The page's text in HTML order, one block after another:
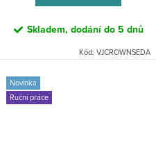
Skladem, dodání do 5 dnů
Kód: VJCROWNSEDA
Novinka
Ruční práce